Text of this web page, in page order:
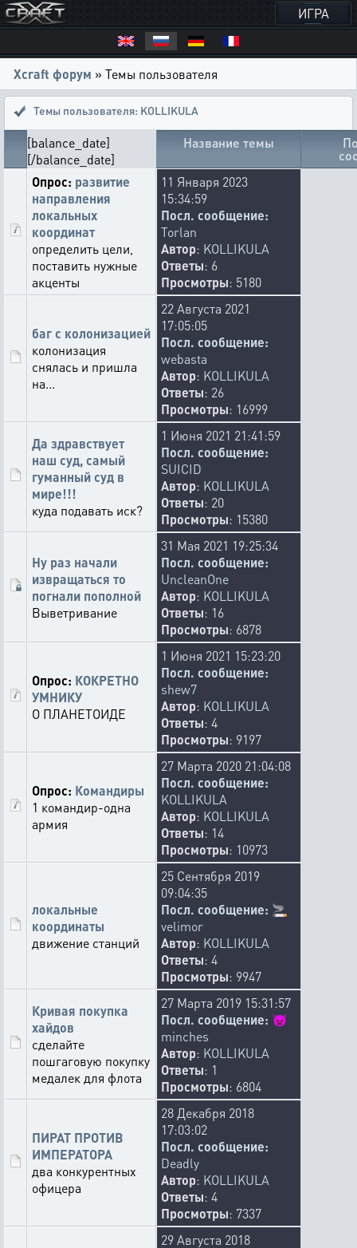
ИГРА
Xcraft форум » Темы пользователя
Темы пользователя: KOLLIKULA
[balance_date]
[/balance_date]
Название темы
Опрос: развитие
направления
локальных
координат
определить цели,
поставить нужные
акценты
11 Января 2023
15:34:59
Посл. сообщение:
Torlan
Автор: KOLLIKULA
Ответы: 6
Просмотры: 5180
баг с колонизацией
колонизация
снялась и пришла
на...
22 Августа 2021
17:05:05
Посл. сообщение:
webasta
Автор: KOLLIKULA
Ответы: 26
Просмотры: 16999
Да здравствует
наш суд, самый
гуманный суд в
мире!!!
куда подавать иск?
1 Июня 2021 21:41:59
Посл. сообщение:
SUICID
Автор: KOLLIKULA
Ответы: 20
Просмотры: 15380
Ну раз начали
извращаться то
погнали пополной
Выветривание
31 Мая 2021 19:25:34
Посл. сообщение:
UncleanOne
Автор: KOLLIKULA
Ответы: 16
Просмотры: 6878
Опрос: КОКРЕТНО
УМНИКУ
О ПЛАНЕТОИДЕ
1 Июня 2021 15:23:20
Посл. сообщение:
shew7
Автор: KOLLIKULA
Ответы: 4
Просмотры: 9197
Опрос: Командиры
1 командир-одна
армия
27 Марта 2020 21:04:08
Посл. сообщение:
KOLLIKULA
Автор: KOLLIKULA
Ответы: 14
Просмотры: 10973
локальные
координаты
движение станций
25 Сентября 2019
09:04:35
Посл. сообщение: 🚬
velimor
Автор: KOLLIKULA
Ответы: 4
Просмотры: 9947
Кривая покупка
хайдов
сделайте
пошгаговую покупку
медалек для флота
27 Марта 2019 15:31:57
Посл. сообщение: 👿
minches
Автор: KOLLIKULA
Ответы: 1
Просмотры: 6804
ПИРАТ ПРОТИВ
ИМПЕРАТОРА
два конкурентных
офицера
28 Декабря 2018
17:03:02
Посл. сообщение:
Deadly
Автор: KOLLIKULA
Ответы: 4
Просмотры: 7337
29 Августа 2018